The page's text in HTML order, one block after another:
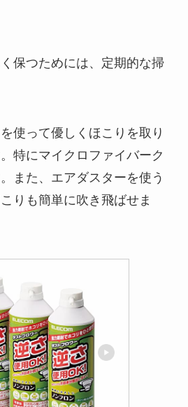
保つためには、定期的な掃
使って優しくほこりを取り
特にマイクロファイバーク
また、エアダスターを使う
りも簡単に吹き飛ばせま